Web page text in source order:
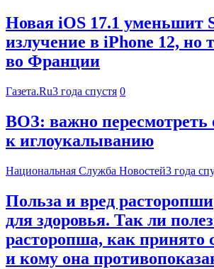
Новая iOS 17.1 уменьшит
излучение в iPhone 12, но
во Франции
Газета.Ru3 года спустя 0
ВОЗ: важно пересмотреть
к иглоукалыванию
Национальная Служба Новостей3 года
Польза и вред расторопши
для здоровья. Так ли
расторопша, как принято
и кому она